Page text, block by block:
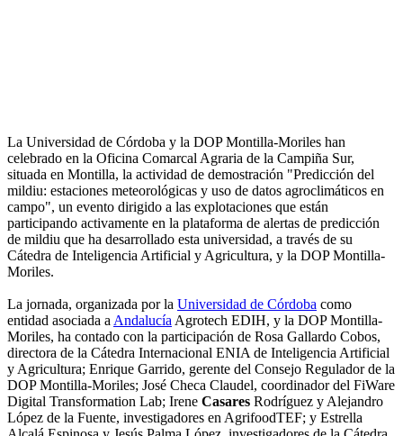
La Universidad de Córdoba y la DOP Montilla-Moriles han
celebrado en la Oficina Comarcal Agraria de la Campiña Sur,
situada en Montilla, la actividad de demostración "Predicción del
mildiu: estaciones meteorológicas y uso de datos agroclimáticos en
campo", un evento dirigido a las explotaciones que están
participando activamente en la plataforma de alertas de predicción
de mildiu que ha desarrollado esta universidad, a través de su
Cátedra de Inteligencia Artificial y Agricultura, y la DOP Montilla-
Moriles.
La jornada, organizada por la Universidad de Córdoba como
entidad asociada a Andalucía Agrotech EDIH, y la DOP Montilla-
Moriles, ha contado con la participación de Rosa Gallardo Cobos,
directora de la Cátedra Internacional ENIA de Inteligencia Artificial
y Agricultura; Enrique Garrido, gerente del Consejo Regulador de la
DOP Montilla-Moriles; José Checa Claudel, coordinador del FiWare
Digital Transformation Lab; Irene Casares Rodríguez y Alejandro
López de la Fuente, investigadores en AgrifoodTEF; y Estrella